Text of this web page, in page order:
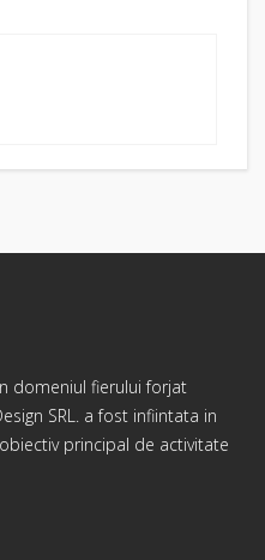
domeniul fierului forjat
SRL. a fost infiintata in
principal de activitate